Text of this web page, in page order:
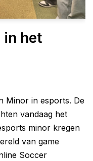
in het
Minor in esports. De
vandaag het
minor kregen
van game
Soccer